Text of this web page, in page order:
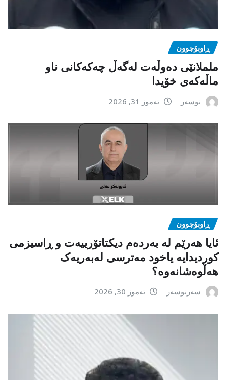
ڕاوبۆچوون
ململانێی دەوڵەت لەگەڵ چەکەکانی ناو
ماڵەکەی خۆیدا
نوسەر تەموز 31, 2026
ڕاوبۆچوون
ئایا هەرێم لە بەردەم دیکتاتۆرییەت و ڕاسیزمی
کوردیدایە یاخود مەترسی لەبەریەک
هەڵوەشانەوە؟
سەرنوسەر تەموز 30, 2026